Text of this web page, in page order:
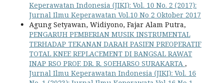
Keperawatan Indonesia (JIKI): Vol. 10 No. 2 (2017):
Jurnal Ilmu Keperawatan Vol.10 No 2 Oktober 2017
Agung Setyawan, Widiyono, Fajar Alam Putra,
PENGARUH PEMBERIAN MUSIK INSTRUMENTAL
TERHADAP TEKANAN DARAH PASIEN PREOPERATIF
TOTAL KNEE REPLACEMENT DI BANGSAL RAWAT
INAP RSO PROF. DR. R. SOEHARSO SURAKARTA ,
Jurnal Ilmu Keperawatan Indonesia (JIKI): Vol. 16